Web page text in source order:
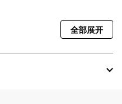
全部展开